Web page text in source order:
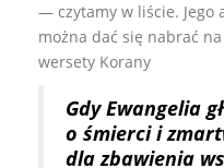
— czytamy w liście. Jego
można dać się nabrać
wersety Korany
Gdy Ewangelia
o śmierci i
dla zbawienia